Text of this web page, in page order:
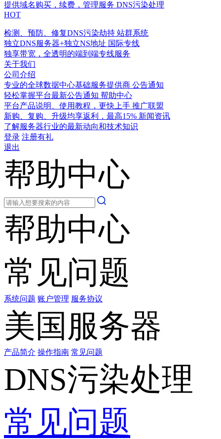
提供域名购买，续费，管理服务 DNS污染处理
HOT
检测、预防、修复DNS污染劫持 站群系统
独立DNS服务器+独立NS地址 国际专线
独享带宽，全透明的端到端专线服务
关于我们
公司介绍
专业的全球数据中心基础服务提供商 公告通知
轻松掌握平台最新公告通知 帮助中心
平台产品说明、使用教程，更快上手 推广联盟
新购、复购、升级均享返利，最高15% 新闻资讯
了解服务器行业的最新动向和技术知识
登录 注册有礼
退出
帮助中心
帮助中心
常见问题
系统问题 账户管理 服务协议
美国服务器
产品简介 操作指南 常见问题
DNS污染处理
常见问题